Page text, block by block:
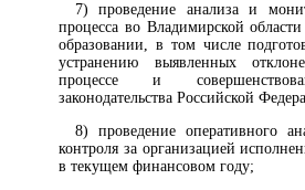
7) проведение анализа и
процесса во Владимирской
образовании, в том числе
устранению выявленных
процессе и
законодательства Российской
8) проведение оперативного
контроля за организацией
в текущем финансовом году;